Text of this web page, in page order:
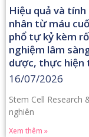
Hiệu quả và
nhân từ máu
phổ tự kỷ kèm
nghiệm lâm
dược, thực
16/07/2026
Stem Cell
nghiên
Xem thêm »